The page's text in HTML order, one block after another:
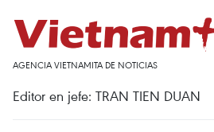
AGENCIA VIETNAMITA DE NOTICIAS
Editor en jefe: TRAN TIEN DUAN